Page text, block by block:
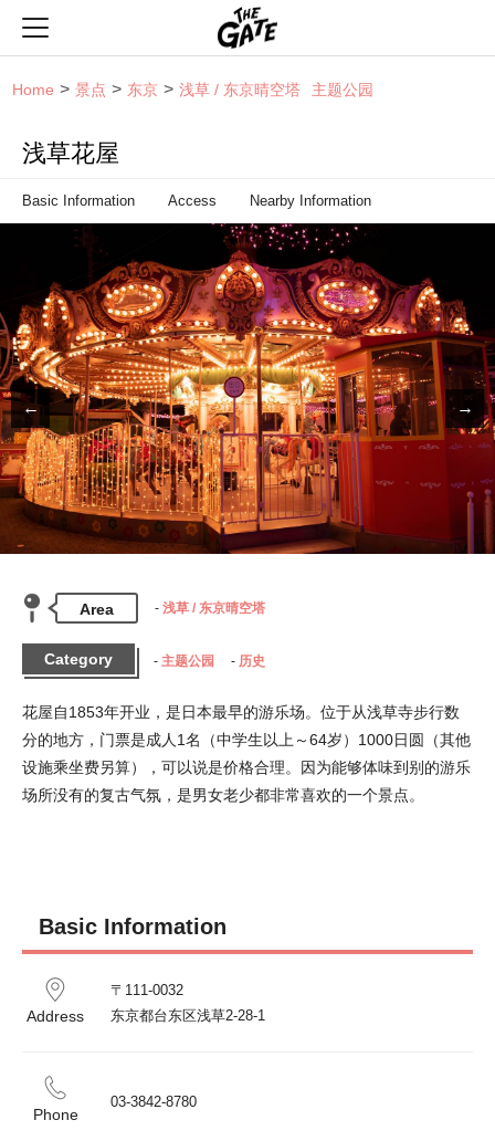
Home 景点 东京 浅草 / 东京晴空塔 主题公园
浅草花屋
Basic Information Access Nearby Information
Area 浅草 / 东京晴空塔
Category 主题公园 历史
花屋自1853年开业，是日本最早的游乐场。位于从浅草寺步行数
分的地方，门票是成人1名（中学生以上～64岁）1000日圆（其他
设施乘坐费另算），可以说是价格合理。因为能够体味到别的游乐
场所没有的复古气氛，是男女老少都非常喜欢的一个景点。
Basic Information
Address
〒111-0032
Phone
03-3842-8780